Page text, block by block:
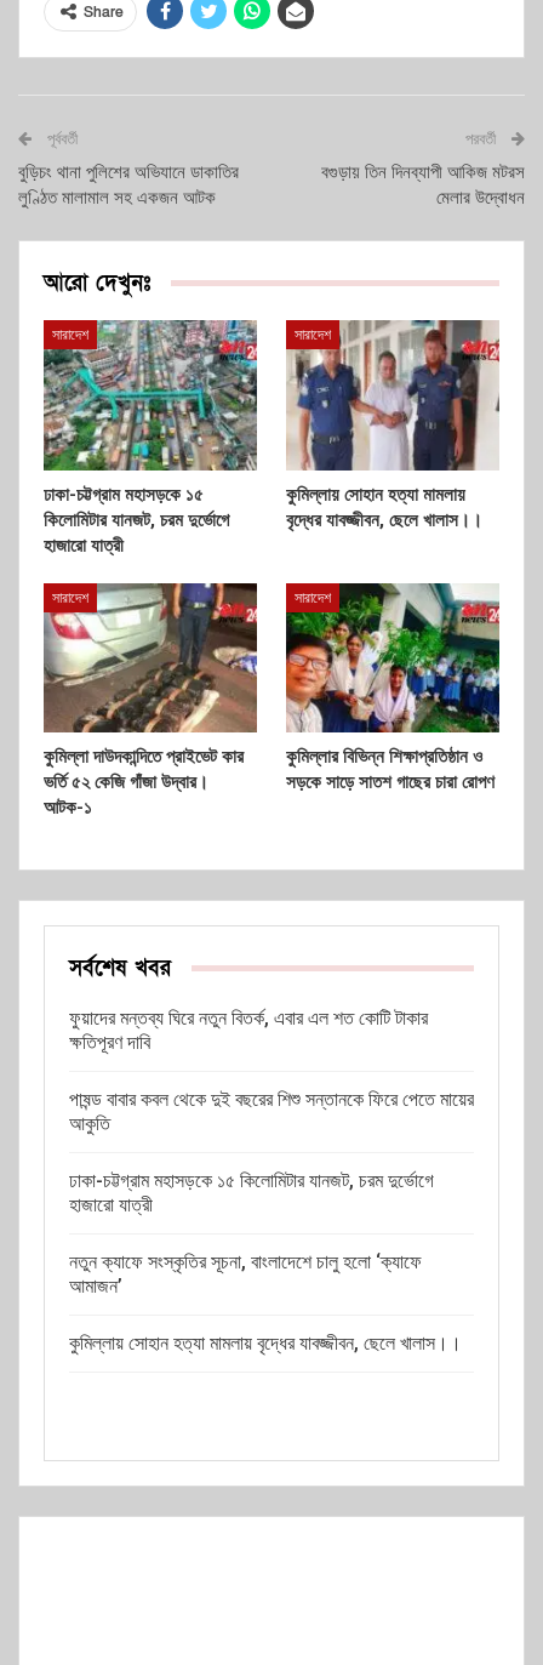
Share
পূর্ববর্তী
বুড়িচং থানা পুলিশের অভিযানে ডাকাতির
লুণ্ঠিত মালামাল সহ একজন আটক
পরবর্তী
বগুড়ায় তিন দিনব্যাপী আকিজ মটরস
মেলার উদ্বোধন
আরো দেখুনঃ
সারাদেশ
ঢাকা-চট্টগ্রাম মহাসড়কে ১৫
কিলোমিটার যানজট, চরম দুর্ভোগে
হাজারো যাত্রী
সারাদেশ
কুমিল্লায় সোহান হত্যা মামলায়
বৃদ্ধের যাবজ্জীবন, ছেলে খালাস।।
সারাদেশ
কুমিল্লা দাউদকান্দিতে প্রাইভেট কার
ভর্তি ৫২ কেজি গাঁজা উদ্বার।
আটক-১
সারাদেশ
কুমিল্লার বিভিন্ন শিক্ষাপ্রতিষ্ঠান ও
সড়কে সাড়ে সাতশ গাছের চারা রোপণ
সর্বশেষ খবর
ফুয়াদের মন্তব্য ঘিরে নতুন বিতর্ক, এবার এল শত কোটি টাকার
ক্ষতিপূরণ দাবি
পাষন্ড বাবার কবল থেকে দুই বছরের শিশু সন্তানকে ফিরে পেতে মায়ের
আকুতি
ঢাকা-চট্টগ্রাম মহাসড়কে ১৫ কিলোমিটার যানজট, চরম দুর্ভোগে
হাজারো যাত্রী
নতুন ক্যাফে সংস্কৃতির সূচনা, বাংলাদেশে চালু হলো ‘ক্যাফে
আমাজন’
কুমিল্লায় সোহান হত্যা মামলায় বৃদ্ধের যাবজ্জীবন, ছেলে খালাস।।